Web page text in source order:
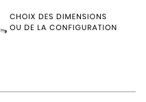
bois massif et